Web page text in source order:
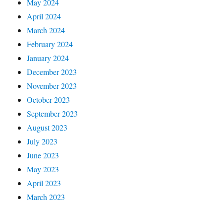
April 2024
March 2024
February 2024
January 2024
December 2023
November 2023
October 2023
September 2023
August 2023
July 2023
June 2023
May 2023
April 2023
March 2023